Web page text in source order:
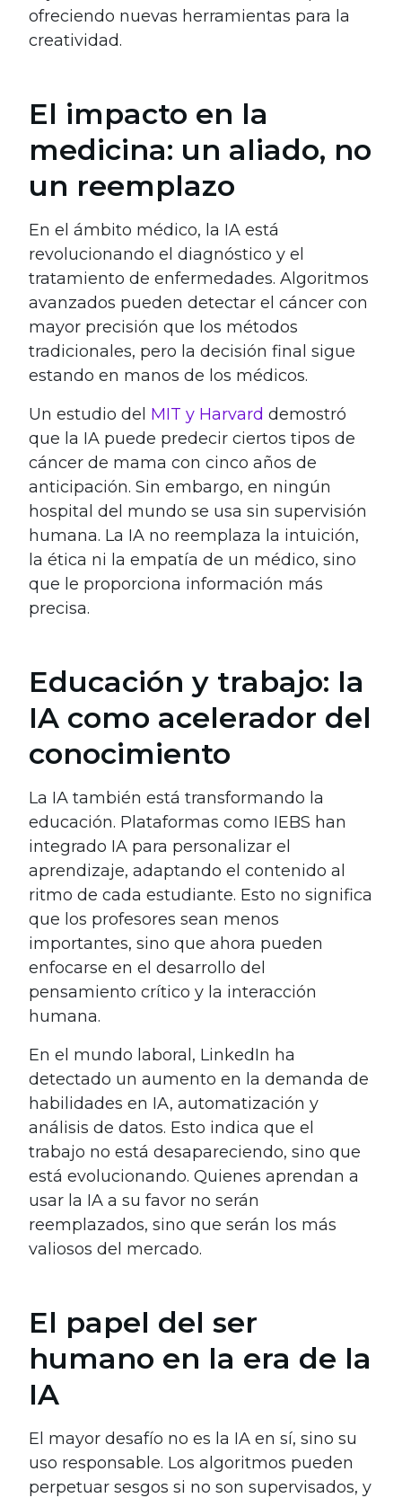
ofreciendo nuevas herramientas para la
creatividad.
El impacto en la
medicina: un aliado, no
un reemplazo
En el ámbito médico, la IA está
revolucionando el diagnóstico y el
tratamiento de enfermedades. Algoritmos
avanzados pueden detectar el cáncer con
mayor precisión que los métodos
tradicionales, pero la decisión final sigue
estando en manos de los médicos.
Un estudio del MIT y Harvard demostró
que la IA puede predecir ciertos tipos de
cáncer de mama con cinco años de
anticipación. Sin embargo, en ningún
hospital del mundo se usa sin supervisión
humana. La IA no reemplaza la intuición,
la ética ni la empatía de un médico, sino
que le proporciona información más
precisa.
Educación y trabajo: la
IA como acelerador del
conocimiento
La IA también está transformando la
educación. Plataformas como IEBS han
integrado IA para personalizar el
aprendizaje, adaptando el contenido al
ritmo de cada estudiante. Esto no significa
que los profesores sean menos
importantes, sino que ahora pueden
enfocarse en el desarrollo del
pensamiento crítico y la interacción
humana.
En el mundo laboral, LinkedIn ha
detectado un aumento en la demanda de
habilidades en IA, automatización y
análisis de datos. Esto indica que el
trabajo no está desapareciendo, sino que
está evolucionando. Quienes aprendan a
usar la IA a su favor no serán
reemplazados, sino que serán los más
valiosos del mercado.
El papel del ser
humano en la era de la
IA
El mayor desafío no es la IA en sí, sino su
uso responsable. Los algoritmos pueden
perpetuar sesgos si no son supervisados, y